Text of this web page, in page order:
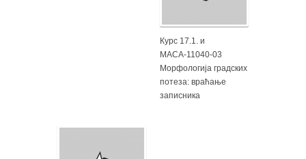
Курс 17.1. и
МАСА-11040-03
Морфологија градских
потеза: враћање
записника